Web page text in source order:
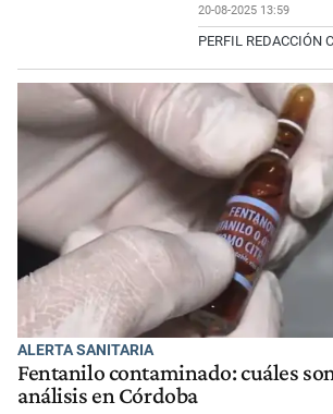
20-08-2025 13:59
PERFIL REDACCIÓN
ALERTA SANITARIA
Fentanilo contaminado: cuáles
análisis en Córdoba